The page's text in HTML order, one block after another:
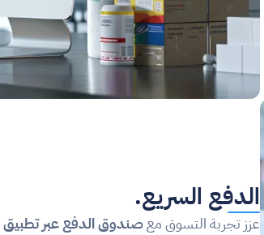
الدفع السريع.
عزز تجربة التسوق مع صندوق الدفع عبر تطبيق